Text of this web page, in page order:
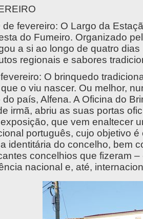
de fevereiro: O Largo da
do Fumeiro. Organizado
a si ao longo de quatro
regionais e sabores
O brinquedo
o viu nascer. Ou melhor,
do país, Alfena. A Oficina do
irmã, abriu as suas portas
que vem enaltecer
português, cujo objetivo
identitária do concelho, bem
concelhios que fizeram
nacional e, até,